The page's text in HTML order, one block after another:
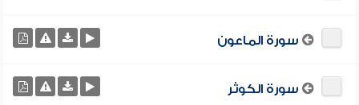
سورة الماعون
سورة الكوثر